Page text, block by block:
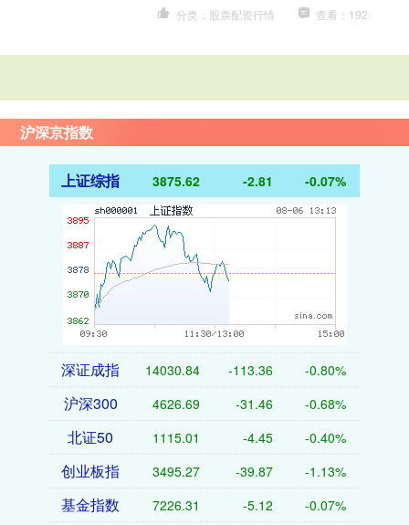
分类：股票配资行情 查看：192
沪深京指数
上证综指 3875.62 -2.81 -0.07%
深证成指 14030.84 -113.36 -0.80%
沪深300 4626.69 -31.46 -0.68%
北证50 1115.01 -4.45 -0.40%
创业板指 3495.27 -39.87 -1.13%
基金指数 7226.31 -5.12 -0.07%